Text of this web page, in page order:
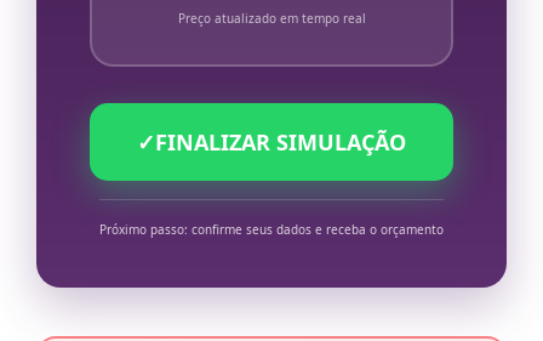
Preço atualizado em tempo real
✓FINALIZAR SIMULAÇÃO
Próximo passo: confirme seus dados e receba o orçamento